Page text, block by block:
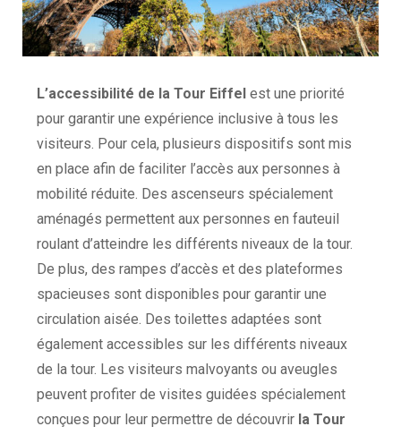
L’accessibilité de la Tour Eiffel est une priorité
pour garantir une expérience inclusive à tous les
visiteurs. Pour cela, plusieurs dispositifs sont mis
en place afin de faciliter l’accès aux personnes à
mobilité réduite. Des ascenseurs spécialement
aménagés permettent aux personnes en fauteuil
roulant d’atteindre les différents niveaux de la tour.
De plus, des rampes d’accès et des plateformes
spacieuses sont disponibles pour garantir une
circulation aisée. Des toilettes adaptées sont
également accessibles sur les différents niveaux
de la tour. Les visiteurs malvoyants ou aveugles
peuvent profiter de visites guidées spécialement
conçues pour leur permettre de découvrir la Tour